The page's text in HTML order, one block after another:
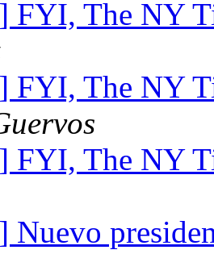
FYI, The NY
FYI, The NY
FYI, The NY
Nuevo